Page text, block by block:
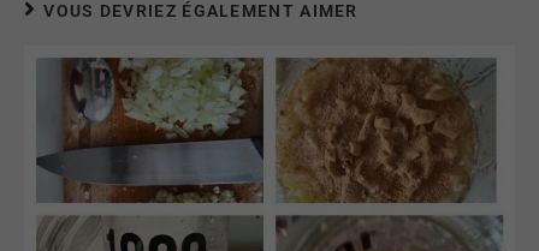
VOUS DEVRIEZ ÉGALEMENT AIMER